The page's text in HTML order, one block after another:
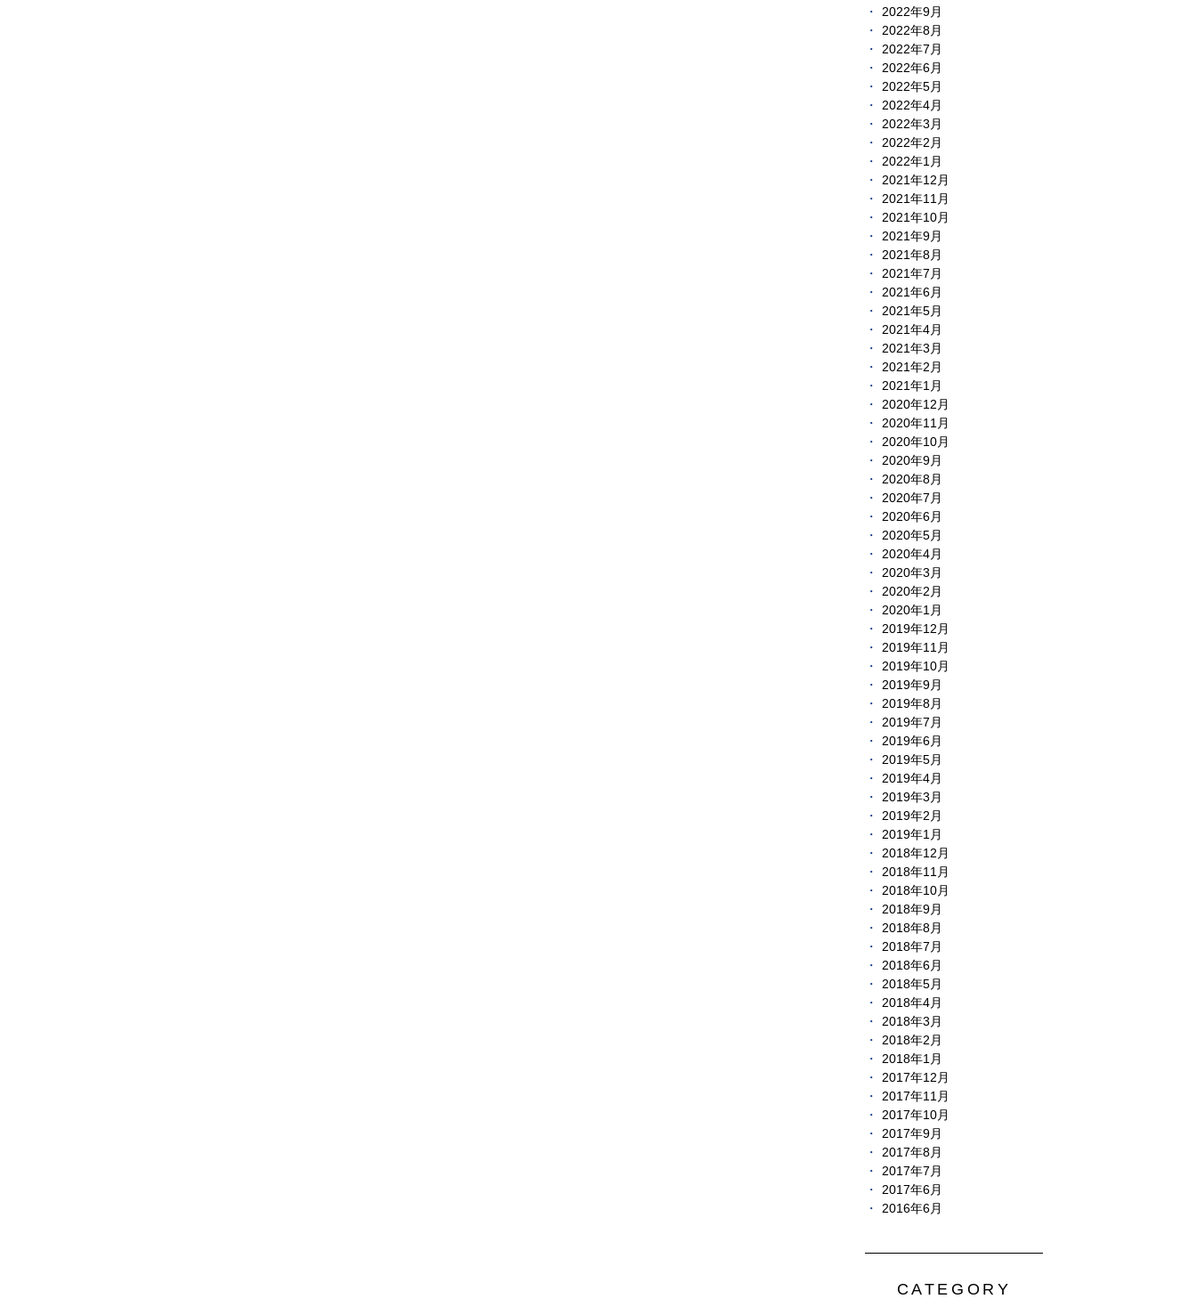
2022年9月
2022年8月
2022年7月
2022年6月
2022年5月
2022年4月
2022年3月
2022年2月
2022年1月
2021年12月
2021年11月
2021年10月
2021年9月
2021年8月
2021年7月
2021年6月
2021年5月
2021年4月
2021年3月
2021年2月
2021年1月
2020年12月
2020年11月
2020年10月
2020年9月
2020年8月
2020年7月
2020年6月
2020年5月
2020年4月
2020年3月
2020年2月
2020年1月
2019年12月
2019年11月
2019年10月
2019年9月
2019年8月
2019年7月
2019年6月
2019年5月
2019年4月
2019年3月
2019年2月
2019年1月
2018年12月
2018年11月
2018年10月
2018年9月
2018年8月
2018年7月
2018年6月
2018年5月
2018年4月
2018年3月
2018年2月
2018年1月
2017年12月
2017年11月
2017年10月
2017年9月
2017年8月
2017年7月
2017年6月
2016年6月
CATEGORY